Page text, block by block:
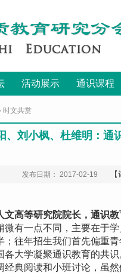
活动展示 通识课程
时文共赏
、刘小枫、杜维明：通
发布日期： 2017-02-19
高等研究院院长，通识教
一点不同，主要在于学
往年招生我们首先偏重
大学凝聚通识教育的共
典阅读和小班讨论，虽然